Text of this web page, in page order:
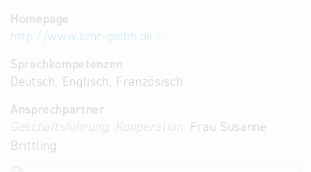
Homepage
http://www.bmr-gmbh.de
Sprachkompetenzen
Deutsch, Englisch, Französisch
Ansprechpartner
Geschäftsführung, Kooperation: Frau Susanne
Brittling